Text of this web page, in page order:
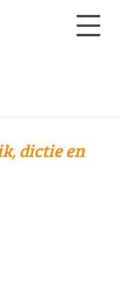
dictie en